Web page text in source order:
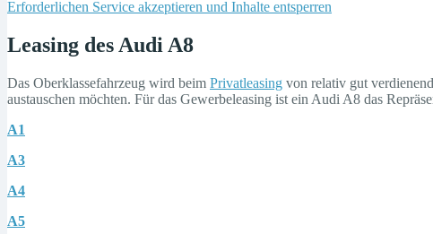
Erforderlichen Service akzeptieren und Inhalte entsperren
Leasing des Audi A8
Das Oberklassefahrzeug wird beim Privatleasing von relativ gut
austauschen möchten. Für das Gewerbeleasing ist ein Audi A8 das
A1
A3
A4
A5